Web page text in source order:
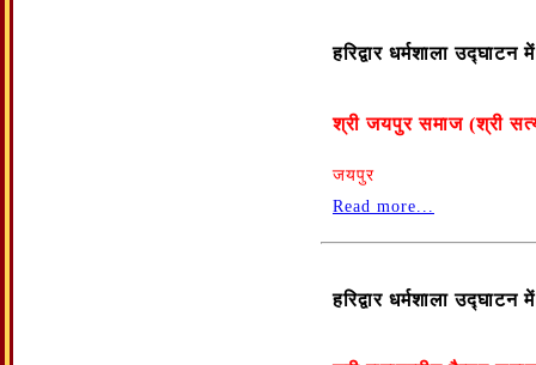
हरिद्वार धर्मशाला
श्री जयपुर समाज (श्री
जयपुर
Read more...
हरिद्वार धर्मशाला